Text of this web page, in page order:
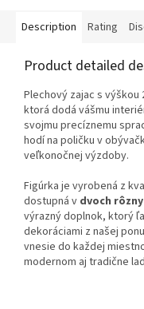
Description Rating
Product detailed
Plechový zajac s
ktorá dodá vášmu
svojmu precíznemu
hodí na poličku v
veľkonočnej výzdoby.
Figúrka je vyrobená z
dostupná v dvoch
výrazný doplnok, ktorý
dekoráciami z našej
vnesie do každej
modernom aj tradične